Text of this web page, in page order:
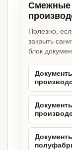
Смежные
Полезно,
закрыть
блок